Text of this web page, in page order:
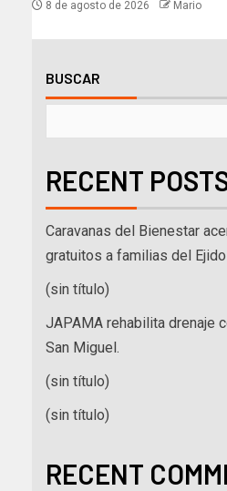
8 de agosto de 2026 Mario
BUSCAR
RECENT
Caravanas del Bienestar
gratuitos a familias del
(sin título)
JAPAMA rehabilita drenaje
San Miguel.
(sin título)
(sin título)
RECENT